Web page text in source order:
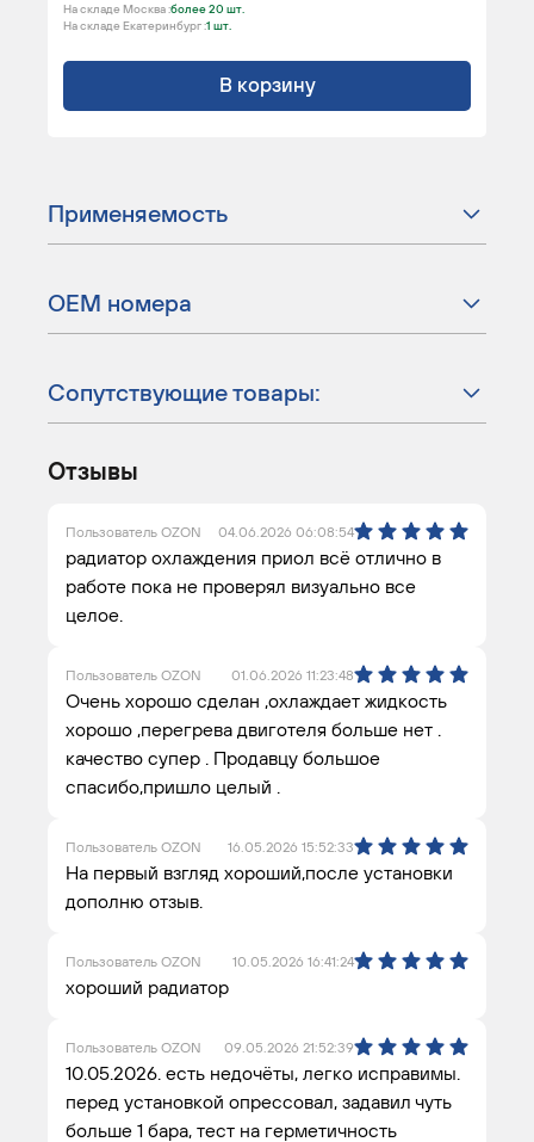
На складе Москва :более 20 шт.
На складе Екатеринбург :1 шт.
В корзину
Применяемость
ОЕМ номера
Сопутствующие товары:
Отзывы
Пользователь OZON 04.06.2026 06:08:54
радиатор охлаждения приол всё отлично в
работе пока не проверял визуально все
целое.
Пользователь OZON 01.06.2026 11:23:48
Очень хорошо сделан ,охлаждает жидкость
хорошо ,перегрева двиготеля больше нет .
качество супер . Продавцу большое
спасибо,пришло целый .
Пользователь OZON 16.05.2026 15:52:33
На первый взгляд хороший,после установки
дополню отзыв.
Пользователь OZON 10.05.2026 16:41:24
хороший радиатор
Пользователь OZON 09.05.2026 21:52:39
10.05.2026. есть недочёты, легко исправимы.
перед установкой опрессовал, задавил чуть
больше 1 бара, тест на герметичность